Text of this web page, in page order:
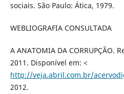
sociais. São Paulo: Ática, 1979.
WEBLIOGRAFIA CONSULTADA
A ANATOMIA DA CORRUPÇÃO.
2011. Disponível em: <
http://veja.abril.com.br/
2012.